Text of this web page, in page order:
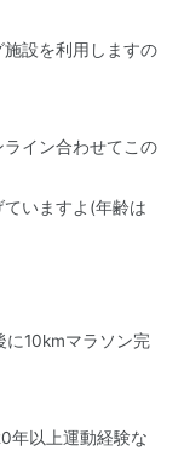
設を利用しますの
イン合わせてこの
いますよ(年齢は
10kmマラソン完
年以上運動経験な